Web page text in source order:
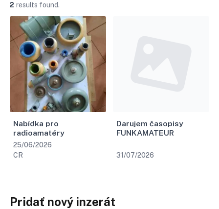
2 results found.
Nabídka pro
radioamatéry
25/06/2026
CR
Darujem časopisy
FUNKAMATEUR
31/07/2026
Pridať nový inzerát